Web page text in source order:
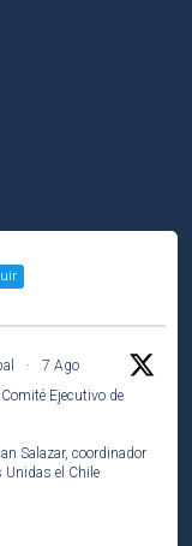
·
7 Ago
Ejecutivo de
Salazar, coordinador
Unidas el Chile